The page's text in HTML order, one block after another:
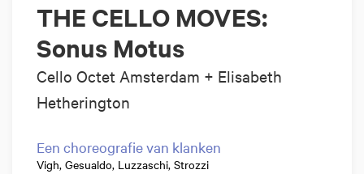
THE CELLO MOVES:
Sonus Motus
Cello Octet Amsterdam + Elisabeth
Hetherington
Een choreografie van klanken
Vigh, Gesualdo, Luzzaschi, Strozzi